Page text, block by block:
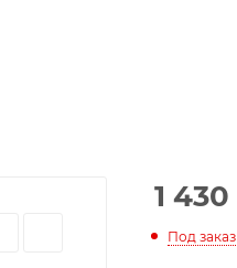
1 430
Под заказ